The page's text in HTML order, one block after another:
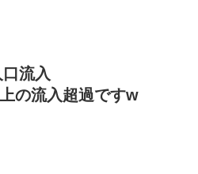
流入
の流入超過ですw